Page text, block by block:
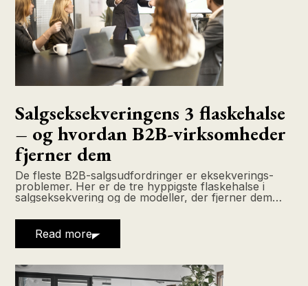
Salgseksekveringens 3 flaskehalse
– og hvordan B2B-virksomheder
fjerner dem
De fleste B2B-salgsudfordringer er eksekverings-
problemer. Her er de tre hyppigste flaskehalse i
salgseksekvering og de modeller, der fjerner dem
Read more